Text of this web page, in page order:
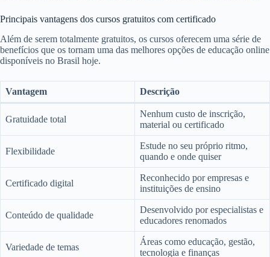
Principais vantagens dos cursos gratuitos com certificado
Além de serem totalmente gratuitos, os cursos oferecem uma série de
benefícios que os tornam uma das melhores opções de educação online
disponíveis no Brasil hoje.
Vantagem Descrição
Gratuidade total
Nenhum custo de inscrição,
material ou certificado
Flexibilidade
Estude no seu próprio ritmo,
quando e onde quiser
Certificado digital
Reconhecido por empresas e
instituições de ensino
Conteúdo de qualidade
Desenvolvido por especialistas e
educadores renomados
Variedade de temas
Áreas como educação, gestão,
tecnologia e finanças